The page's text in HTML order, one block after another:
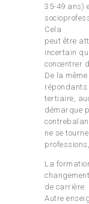
35-49 ans)
Cela
peut être
incertain
concentrer
De la
répondants
tertiaire,
démarque
ne se
La
changement
de carrière
Autre